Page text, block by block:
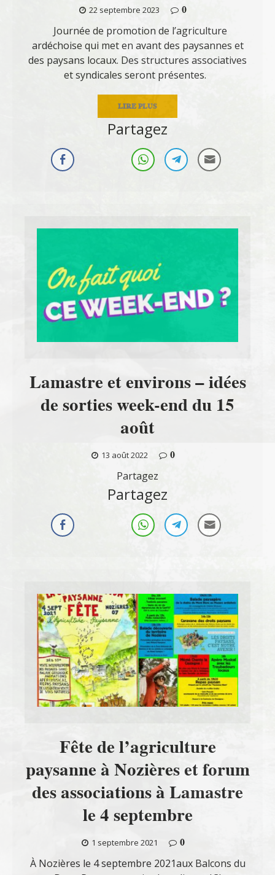
22 septembre 2023
0
Journée de promotion de l’agriculture
ardéchoise qui met en avant des paysannes et
des paysans locaux. Des structures associatives
et syndicales seront présentes.
LIRE PLUS
Partagez
Lamastre et environs – idées
de sorties week-end du 15
août
13 août 2022
0
Partagez
Partagez
Fête de l’agriculture
paysanne à Nozières et forum
des associations à Lamastre
le 4 septembre
1 septembre 2021
0
À Nozières le 4 septembre 2021aux Balcons du